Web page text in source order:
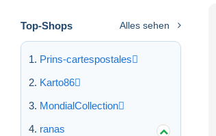
Top-Shops Alles sehen
Prins-cartespostales
Karto86
MondialCollection
ranas